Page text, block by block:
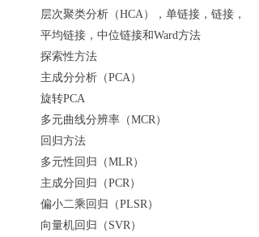
层次聚类分析（HCA），单链接，链接，
平均链接，中位链接和Ward方法
探索性方法
主成分分析（PCA）
旋转PCA
多元曲线分辨率（MCR）
回归方法
多元性回归（MLR）
主成分回归（PCR）
偏小二乘回归（PLSR）
向量机回归（SVR）